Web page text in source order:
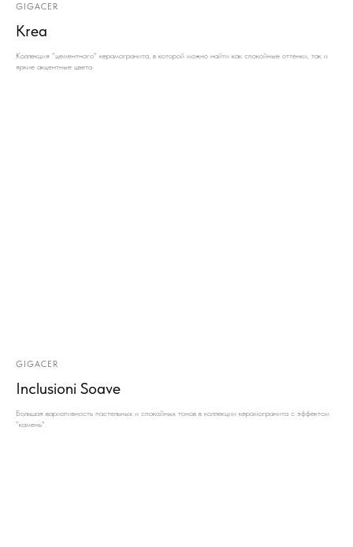
GIGACER
Krea
Коллекция "цементного" керамогранита, в которой можно найти как спокойные оттенки, так и
яркие акцентные цвета.
GIGACER
Inclusioni Soave
Большая вариативность пастельных и спокойных тонов в коллекции керамогранита с эффектом
"камень".